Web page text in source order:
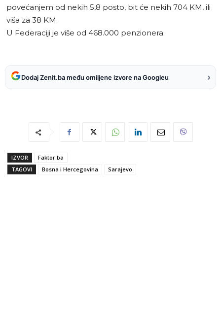
povećanjem od nekih 5,8 posto, bit će nekih 704 KM, ili
viša za 38 KM.
U Federaciji je više od 468.000 penzionera.
Dodaj Zenit.ba među omiljene izvore na Googleu ›
IZVOR
Faktor.ba
TAGOVI
Bosna i Hercegovina Sarajevo